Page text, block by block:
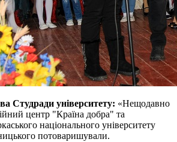
Студради університету: «Нещодавно
центр "Країна добра" та
національного університету
потоваришували.